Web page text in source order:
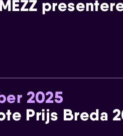
2025
Prijs Breda